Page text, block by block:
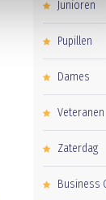
Junioren
Pupillen
Dames
Veteranen
Zaterdag
Business